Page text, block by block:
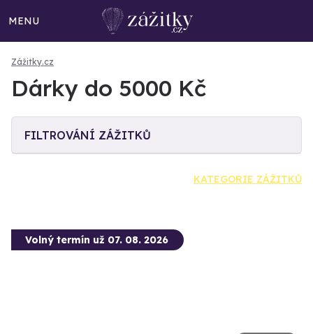
MENU
Zážitky.cz
Dárky do 5000 Kč
FILTROVÁNÍ ZÁŽITKŮ
KATEGORIE ZÁŽITKŮ
Volný termín už 07. 08. 2026